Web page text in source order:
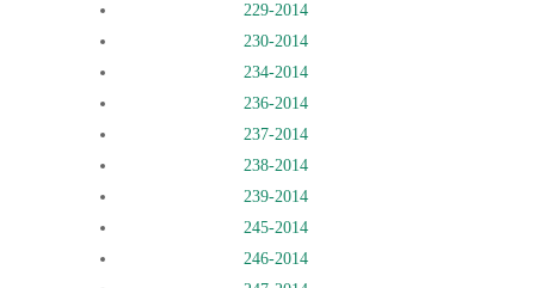
229-2014
230-2014
234-2014
236-2014
237-2014
238-2014
239-2014
245-2014
246-2014